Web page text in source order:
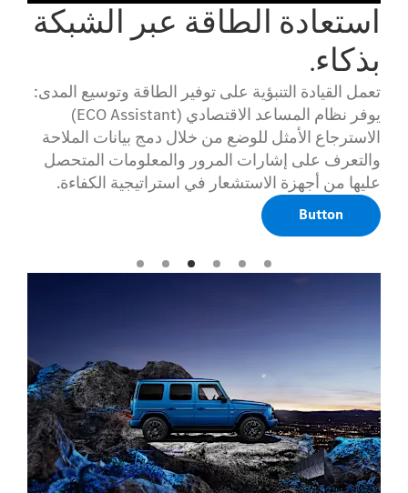
استعادة الطاقة عبر الشبكة
بذكاء.
تعمل القيادة التنبؤية على توفير الطاقة وتوسيع المدى:
يوفر نظام المساعد الاقتصادي (ECO Assistant)
الاسترجاع الأمثل للوضع من خلال دمج بيانات الملاحة
والتعرف على إشارات المرور والمعلومات المتحصل
عليها من أجهزة الاستشعار في استراتيجية الكفاءة.
Button